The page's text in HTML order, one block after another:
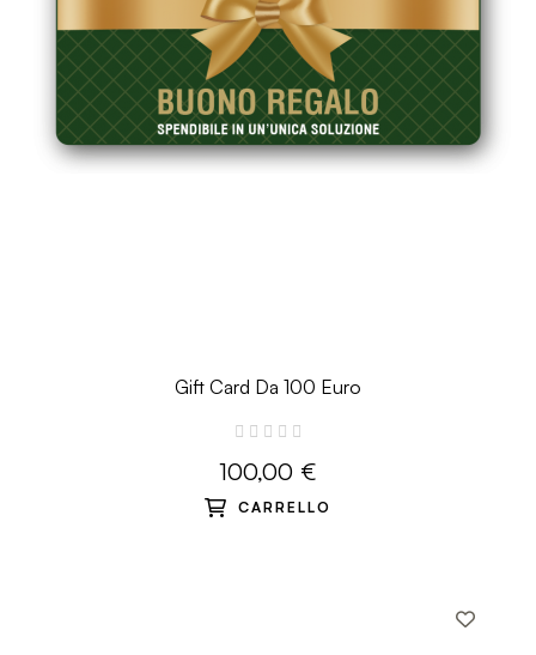
Gift Card Da 100 Euro
100,00 €
CARRELLO